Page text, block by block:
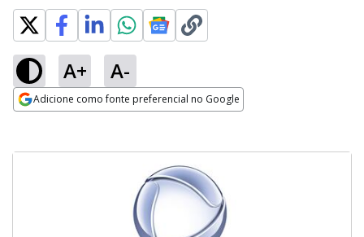
A+ A-
Adicione como fonte preferencial no Google